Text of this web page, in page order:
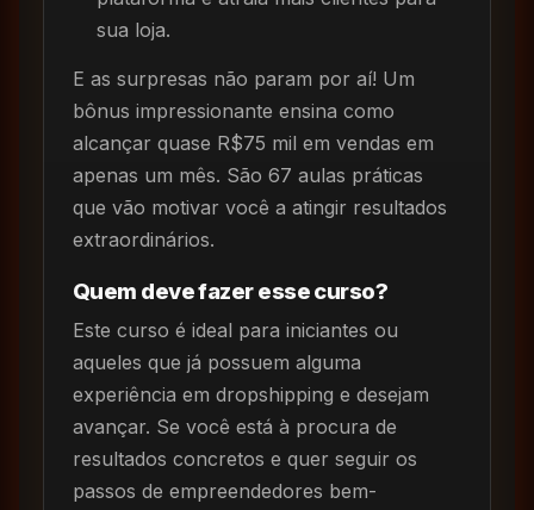
sua loja.
E as surpresas não param por aí! Um
bônus impressionante ensina como
alcançar quase R$75 mil em vendas em
apenas um mês. São 67 aulas práticas
que vão motivar você a atingir resultados
extraordinários.
Quem deve fazer esse curso?
Este curso é ideal para iniciantes ou
aqueles que já possuem alguma
experiência em dropshipping e desejam
avançar. Se você está à procura de
resultados concretos e quer seguir os
passos de empreendedores bem-